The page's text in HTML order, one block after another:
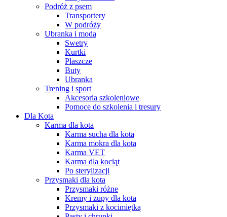
Podróż z psem
Transportery
W podróży
Ubranka i moda
Swetry
Kurtki
Płaszcze
Buty
Ubranka
Trening i sport
Akcesoria szkoleniowe
Pomoce do szkolenia i tresury
Dla Kota
Karma dla kota
Karma sucha dla kota
Karma mokra dla kota
Karma VET
Karma dla kociąt
Po sterylizacji
Przysmaki dla kota
Przysmaki różne
Kremy i zupy dla kota
Przysmaki z kocimiętką